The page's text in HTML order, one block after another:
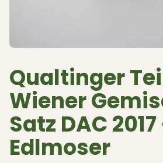
Qualtinger
Wiener
Satz DAC
Edlmoser